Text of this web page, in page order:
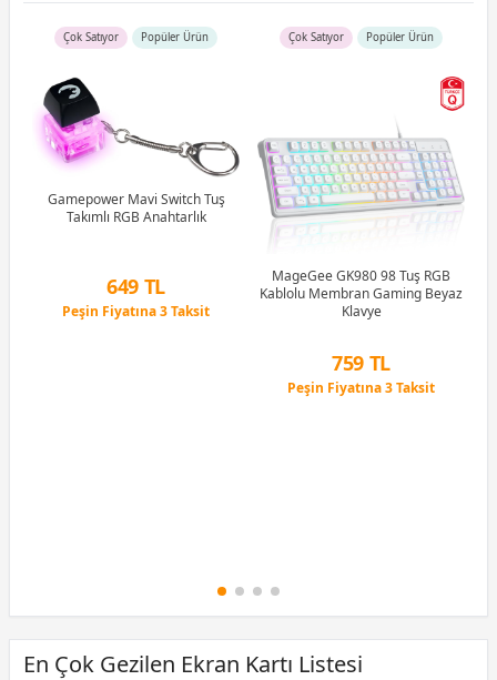
Çok Satıyor Popüler Ürün
Gamepower Mavi Switch Tuş
Takımlı RGB Anahtarlık
649 TL
Peşin Fiyatına 3 Taksit
Çok Satıyor Popüler Ürün
MageGee GK980 98 Tuş RGB
Kablolu Membran Gaming Beyaz
Klavye
759 TL
Peşin Fiyatına 3 Taksit
En Çok Gezilen Ekran Kartı Listesi